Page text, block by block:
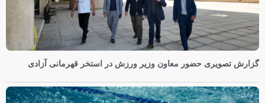
گزارش تصویری حضور معاون وزیر ورزش در استخر قهرمانی آزادی